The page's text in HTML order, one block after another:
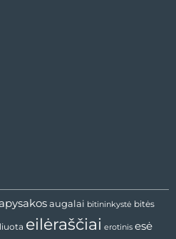
augalai bitininkystė bitės
eilėraščiai erotinis esė